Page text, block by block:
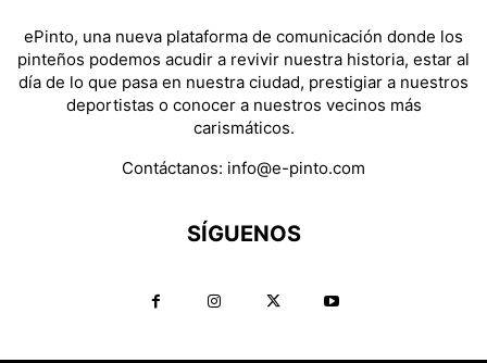
ePinto, una nueva plataforma de comunicación donde los
pinteños podemos acudir a revivir nuestra historia, estar al
día de lo que pasa en nuestra ciudad, prestigiar a nuestros
deportistas o conocer a nuestros vecinos más
carismáticos.
Contáctanos: info@e-pinto.com
SÍGUENOS